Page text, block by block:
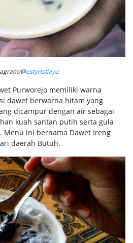
@estyristiayu
Purworejo memiliki warna
dawet berwarna hitam yang
dicampur dengan air sebagai
kuah santan putih serta gula
Menu ini bernama Dawet Ireng
daerah Butuh.